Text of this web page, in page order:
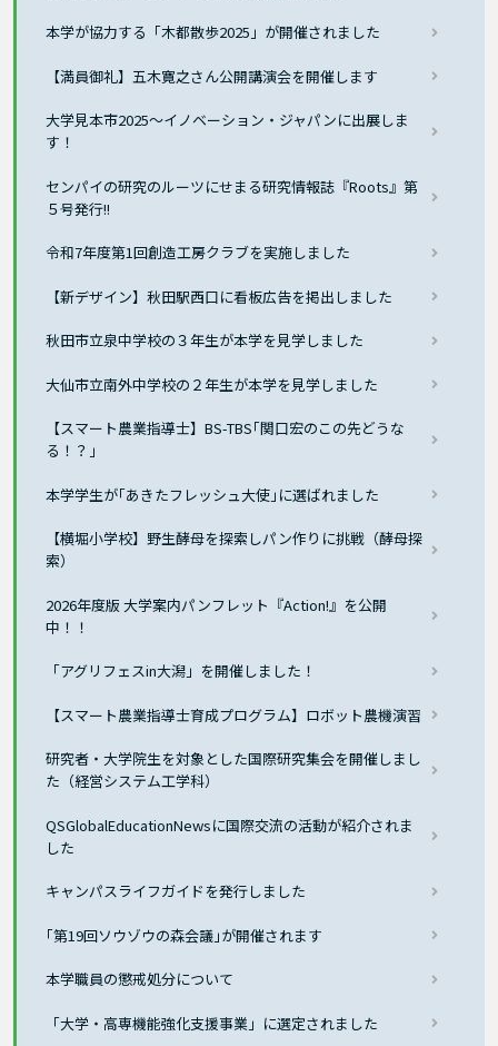
本学が協力する「木都散歩2025」が開催されました
【満員御礼】五木寛之さん公開講演会を開催します
大学見本市2025〜イノベーション・ジャパンに出展しま
す！
センパイの研究のルーツにせまる研究情報誌『Roots』第
５号発行!!
令和7年度第1回創造工房クラブを実施しました
【新デザイン】秋田駅西口に看板広告を掲出しました
秋田市立泉中学校の３年生が本学を見学しました
大仙市立南外中学校の２年生が本学を見学しました
【スマート農業指導士】BS-TBS｢関口宏のこの先どうな
る！？」
本学学生が｢あきたフレッシュ大使｣に選ばれました
【横堀小学校】野生酵母を探索しパン作りに挑戦（酵母探
索）
2026年度版 大学案内パンフレット『Action!』を公開
中！！
「アグリフェスin大潟」を開催しました！
【スマート農業指導士育成プログラム】ロボット農機演習
研究者・大学院生を対象とした国際研究集会を開催しまし
た（経営システム工学科）
QSGlobalEducationNewsに国際交流の活動が紹介されま
した
キャンパスライフガイドを発行しました
｢第19回ソウゾウの森会議｣が開催されます
本学職員の懲戒処分について
「大学・高専機能強化支援事業」に選定されました